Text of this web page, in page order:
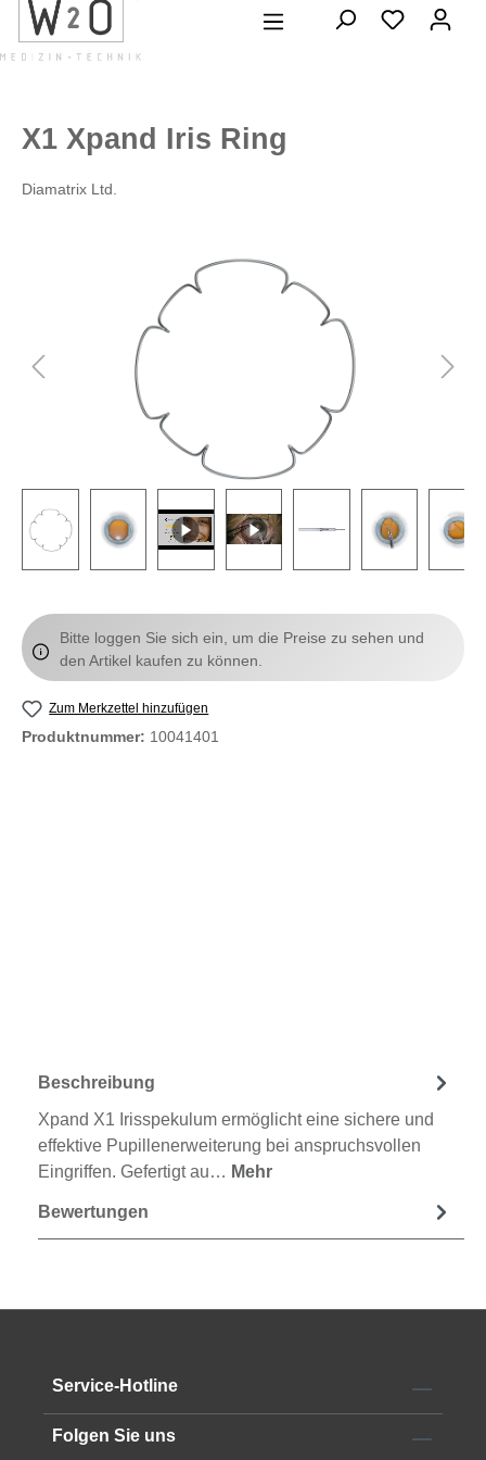
springen
X1 Xpand Iris Ring
Diamatrix Ltd.
Bitte loggen Sie sich ein, um die Preise zu sehen und
den Artikel kaufen zu können.
Zum Merkzettel hinzufügen
Produktnummer: 10041401
Beschreibung
Xpand X1 Irisspekulum ermöglicht eine sichere und
effektive Pupillenerweiterung bei anspruchsvollen
Eingriffen. Gefertigt au… Mehr
Bewertungen
Service-Hotline
Folgen Sie uns